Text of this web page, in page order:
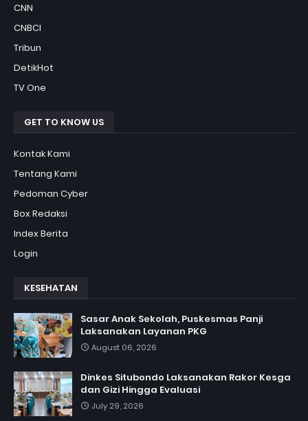
CNN
CNBCI
Tribun
DetikHot
TV One
GET TO KNOW US
Kontak Kami
Tentang Kami
Pedoman Cyber
Box Redaksi
Index Berita
Login
KESEHATAN
Sasar Anak Sekolah, Puskesmas Panji
Laksanakan Layanan PKG
August 06, 2026
Dinkes Situbondo Laksanakan Rakor Kesga
dan Gizi Hingga Evaluasi
July 29, 2026